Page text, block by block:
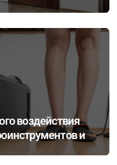
воздействия
и
при ремонте